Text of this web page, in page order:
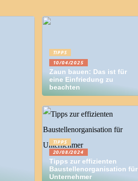
TIPPS
10/04/2025
Zaun bauen: Das ist für
eine Einfriedung zu
beachten
TIPPS
20/08/2024
Tipps zur effizienten
Baustellenorganisation für
Unternehmer